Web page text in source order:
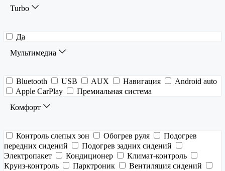
Turbo
Да
Мультимедиа
Bluetooth USB AUX Навигация
Android auto
Apple CarPlay
Премиальная система
Комфорт
Контроль слепых зон Обогрев руля
Подогрев
передних сидений
Подогрев задних сидений
Электропакет
Кондиционер
Климат-контроль
Круиз-контроль
Парктроник
Вентиляция сидений